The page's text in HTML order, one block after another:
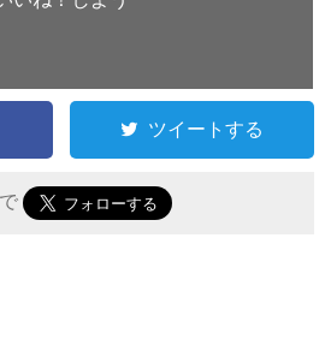
ツイートする